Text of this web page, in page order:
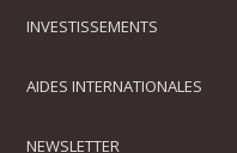
INVESTISSEMENTS
AIDES INTERNATIONALES
NEWSLETTER